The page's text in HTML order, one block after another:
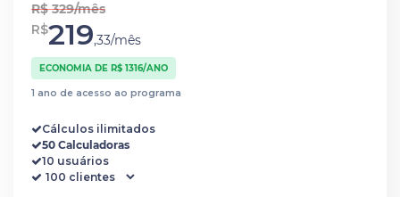
R$ 329/mês
R$219,33/mês
ECONOMIA DE R$ 1316/ANO
1 ano de acesso ao programa
Cálculos ilimitados
50 Calculadoras
10 usuários